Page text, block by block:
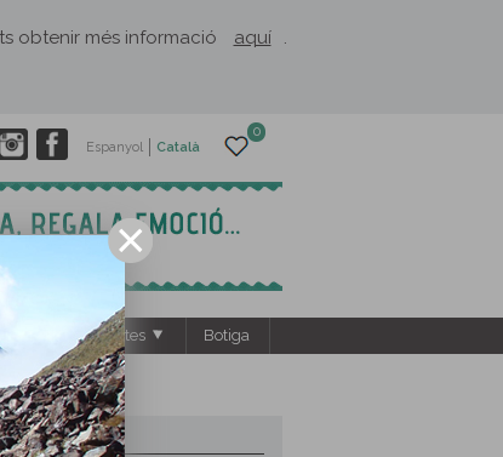
obtenir més informació aquí
.
0
Espanyol Català
El Rusc: projectes Botiga
PROPERES